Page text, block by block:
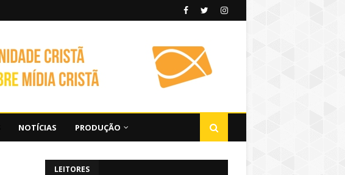
NOTÍCIAS PRODUÇÃO
LEITORES